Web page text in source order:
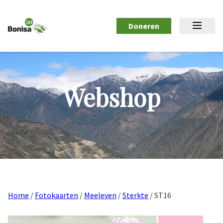
Doneren
Webshop
Home / Fotokaarten / Meeleven /Sterkte / ST16